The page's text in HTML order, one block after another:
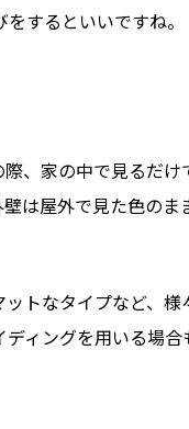
するといいですね。
、家の中で見るだ
は屋外で見た色の
トなタイプなど、
ィングを用いる場